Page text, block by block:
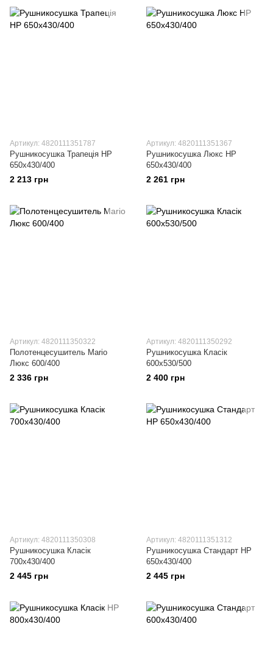
Артикул: 4820111351787
Рушникосушка Трапеція HP
650х430/400
2 213 грн
Артикул: 4820111351367
Рушникосушка Люкс НР
650х430/400
2 261 грн
Артикул: 4820111350322
Полотенцесушитель Mario
Люкс 600/400
2 336 грн
Артикул: 4820111350292
Рушникосушка Класік
600х530/500
2 400 грн
Артикул: 4820111350308
Рушникосушка Класік
700х430/400
2 445 грн
Артикул: 4820111351312
Рушникосушка Стандарт НР
650х430/400
2 445 грн